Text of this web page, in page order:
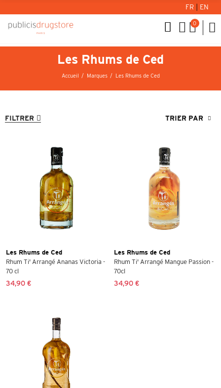
FR EN
0
Les Rhums de Ced
Accueil Marques Les Rhums de Ced
FILTRER TRIER PAR
Les Rhums de Ced
Rhum Ti' Arrangé Ananas Victoria -
70 cl
34,90 €
Les Rhums de Ced
Rhum Ti' Arrangé Mangue Passion -
70cl
34,90 €